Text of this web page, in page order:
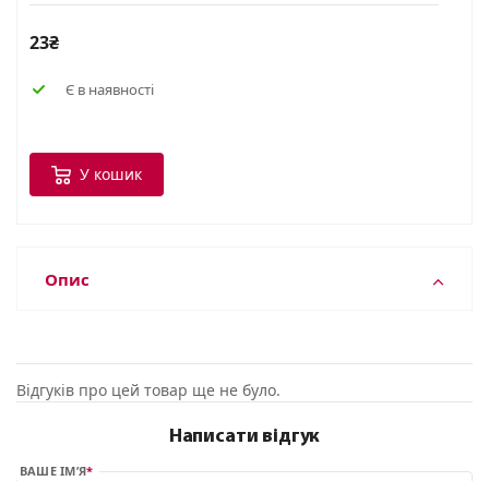
23₴
Є в наявності
У кошик
Опис
Відгуків про цей товар ще не було.
Написати відгук
ВАШЕ ІМ’Я